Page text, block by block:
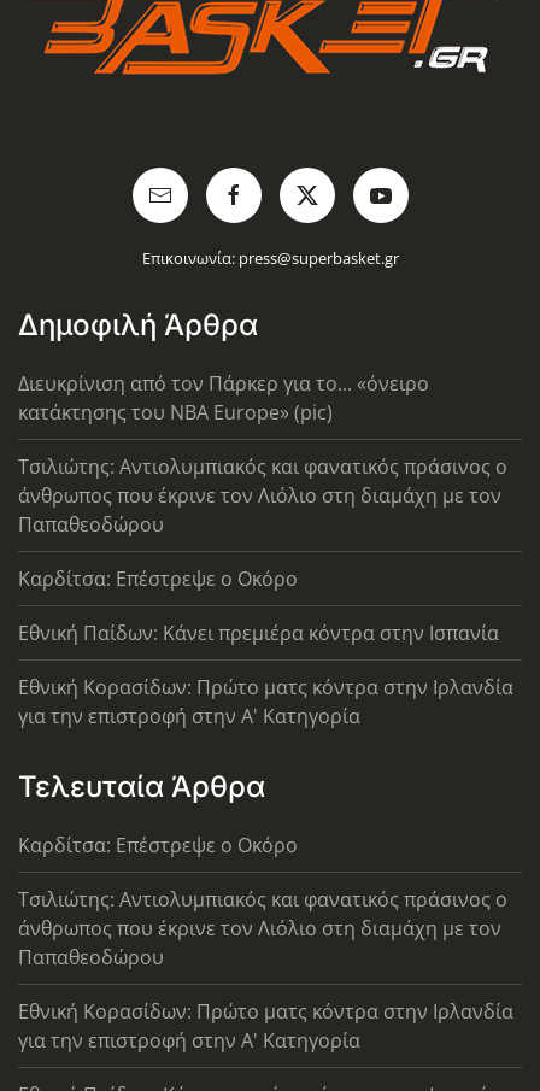
Επικοινωνία: press@superbasket.gr
Δημοφιλή Άρθρα
Διευκρίνιση από τον Πάρκερ για το... «όνειρο
κατάκτησης του ΝΒΑ Europe» (pic)
Τσιλιώτης: Αντιολυμπιακός και φανατικός πράσινος ο
άνθρωπος που έκρινε τον Λιόλιο στη διαμάχη με τον
Παπαθεοδώρου
Καρδίτσα: Επέστρεψε ο Οκόρο
Εθνική Παίδων: Κάνει πρεμιέρα κόντρα στην Ισπανία
Εθνική Κορασίδων: Πρώτο ματς κόντρα στην Ιρλανδία
για την επιστροφή στην Α' Κατηγορία
Τελευταία Άρθρα
Καρδίτσα: Επέστρεψε ο Οκόρο
Τσιλιώτης: Αντιολυμπιακός και φανατικός πράσινος ο
άνθρωπος που έκρινε τον Λιόλιο στη διαμάχη με τον
Παπαθεοδώρου
Εθνική Κορασίδων: Πρώτο ματς κόντρα στην Ιρλανδία
για την επιστροφή στην Α' Κατηγορία